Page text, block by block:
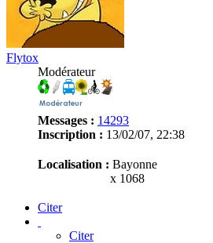
Flytox
Modérateur
Messages : 14293
Inscription : 13/02/07, 22:38
Localisation : Bayonne
x 1068
Citer
Citer